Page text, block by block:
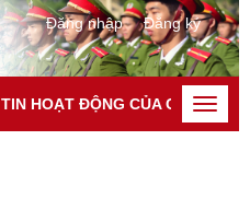
Đăng nhập Đăng ký
TIN HOẠT ĐỘNG CỦA CATPToggle